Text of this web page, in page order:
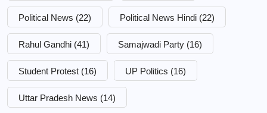
Political News (22) Political News Hindi (22)
Rahul Gandhi (41) Samajwadi Party (16)
Student Protest (16) UP Politics (16)
Uttar Pradesh News (14)